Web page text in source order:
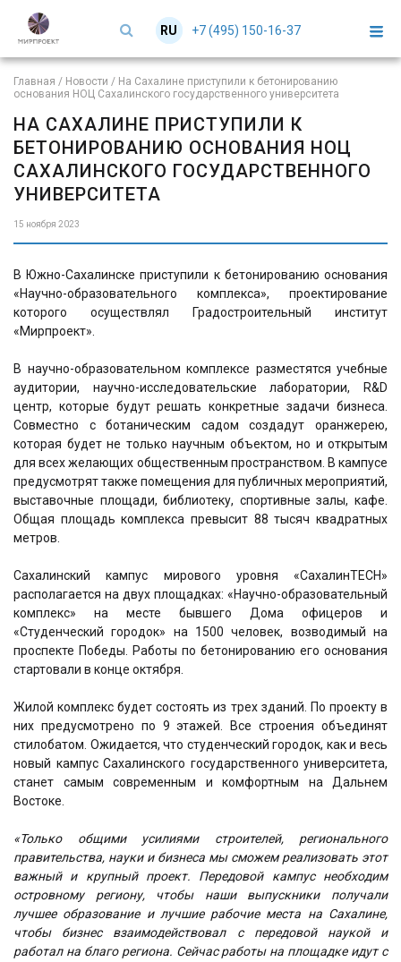
EN
RU +7 (495) 150-16-37
Главная / Новости / На Сахалине приступили к бетонированию
основания НОЦ Сахалинского государственного университета
НА САХАЛИНЕ ПРИСТУПИЛИ К
БЕТОНИРОВАНИЮ ОСНОВАНИЯ НОЦ
САХАЛИНСКОГО ГОСУДАРСТВЕННОГО
УНИВЕРСИТЕТА
15 ноября 2023
В Южно-Сахалинске приступили к бетонированию основания
«Научно-образовательного комплекса», проектирование
которого осуществлял Градостроительный институт
«Мирпроект».
В научно-образовательном комплексе разместятся учебные
аудитории, научно-исследовательские лаборатории, R&D
центр, которые будут решать конкретные задачи бизнеса.
Совместно с ботаническим садом создадут оранжерею,
которая будет не только научным объектом, но и открытым
для всех желающих общественным пространством. В кампусе
предусмотрят также помещения для публичных мероприятий,
выставочные площади, библиотеку, спортивные залы, кафе.
Общая площадь комплекса превысит 88 тысяч квадратных
метров.
Сахалинский кампус мирового уровня «СахалинTECH»
располагается на двух площадках: «Научно-образовательный
комплекс» на месте бывшего Дома офицеров и
«Студенческий городок» на 1500 человек, возводимый на
проспекте Победы. Работы по бетонированию его основания
стартовали в конце октября.
Жилой комплекс будет состоять из трех зданий. По проекту в
них предусмотрено по 9 этажей. Все строения объединят
стилобатом. Ожидается, что студенческий городок, как и весь
новый кампус Сахалинского государственного университета,
станет самым современным и комфортным на Дальнем
Востоке.
«Только общими усилиями строителей, регионального
правительства, науки и бизнеса мы сможем реализовать этот
важный и крупный проект. Передовой кампус необходим
островному региону, чтобы наши выпускники получали
лучшее образование и лучшие рабочие места на Сахалине,
чтобы бизнес взаимодействовал с передовой наукой и
работал на благо региона. Сейчас работы на площадке идут с